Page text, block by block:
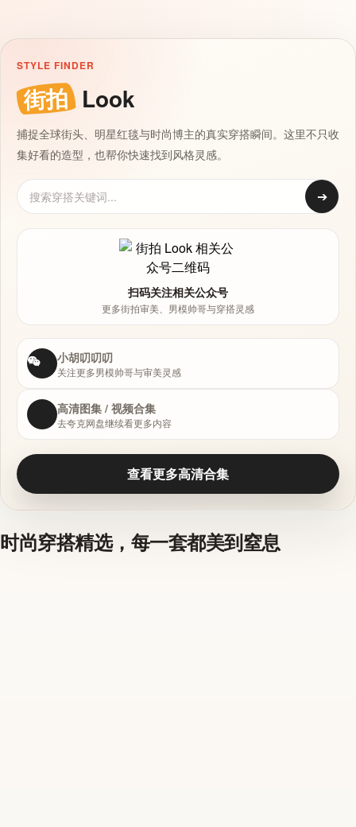
STYLE FINDER
街拍 Look
捕捉全球街头、明星红毯与时尚博主的真实穿搭瞬间。这里不只收
集好看的造型，也帮你快速找到风格灵感。
➔
扫码关注相关公众号
更多街拍审美、男模帅哥与穿搭灵感
小胡叨叨叨
关注更多男模帅哥与审美灵感
高清图集 / 视频合集
去夸克网盘继续看更多内容
查看更多高清合集
时尚穿搭精选，每一套都美到窒息